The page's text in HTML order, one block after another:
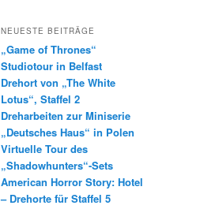
NEUESTE BEITRÄGE
„Game of Thrones“
Studiotour in Belfast
Drehort von „The White
Lotus“, Staffel 2
Dreharbeiten zur Miniserie
„Deutsches Haus“ in Polen
Virtuelle Tour des
„Shadowhunters“-Sets
American Horror Story: Hotel
– Drehorte für Staffel 5